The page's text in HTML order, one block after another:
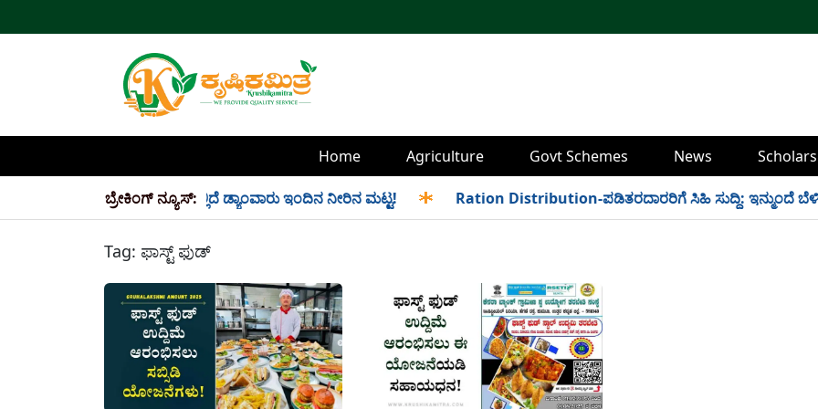
Home Agriculture Govt Schemes News
ಬ್ರೇಕಿಂಗ್ ನ್ಯೂಸ್:
34 TMC ನೀರು ಸಂಗ್ರಹ! ಇಲ್ಲಿದೆ ಡ್ಯಾಂವಾರು ಇಂದಿನ ನೀರಿನ ಮಟ್ಟ! Ration Distribution-ಪಡಿತರದಾರರಿಗೆ ಸಿಹಿ ಸುದ್ದಿ: ಇನ್ಮುಂದೆ
Tag: ಫಾಸ್ಟ್ ಫುಡ್